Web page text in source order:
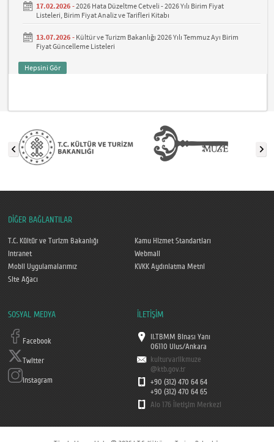
17.02.2026 -2026 Hata Düzeltme Cetveli - 2026 Yılı Birim Fiyat
Listeleri, Birim Fiyat Analiz ve Tarifleri Kitabı
13.07.2026 - Kültür ve Turizm Bakanlığı 2026 Yılı Temmuz Ayı Birim
Fiyat Güncelleme Listeleri
Hepsini Gör
DİĞER BAĞLANTILAR
T.C. Kültür ve Turizm Bakanlığı
Kamu Hizmet Standartları
Intranet
Webmail
Mobil Uygulamalarımız
KVKK Aydınlatma Metni
Site Ağacı
SOSYAL MEDYA
Facebook
Twitter
Instagram
İLETİŞİM
II.TBMM Binası Yanı
06110 Ulus/Ankara
kulturvarlikmuze
@ktb.gov.tr
+90 (312) 470 64 64
+90 (312) 470 64 65
Alo 176 İletişim Merkezi